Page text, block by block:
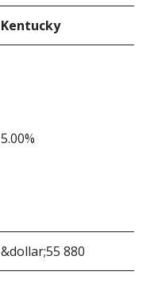
Kentucky
5.00%
&dollar;55 880